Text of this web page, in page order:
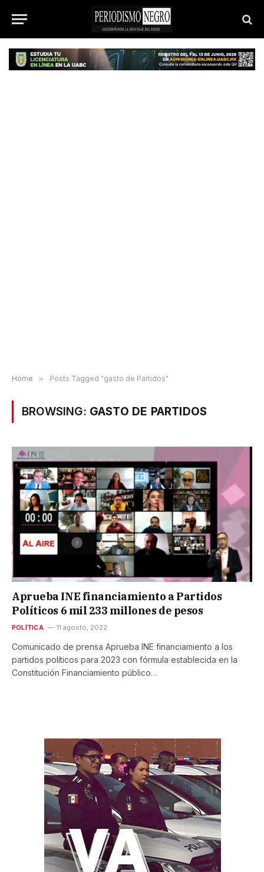
Home » Posts Tagged "gasto de Partidos"
BROWSING: GASTO DE PARTIDOS
Aprueba INE financiamiento a Partidos
Políticos 6 mil 233 millones de pesos
POLÍTICA 11 agosto, 2022
Comunicado de prensa Aprueba INE financiamiento a los
partidos políticos para 2023 con fórmula establecida en la
Constitución Financiamiento público…